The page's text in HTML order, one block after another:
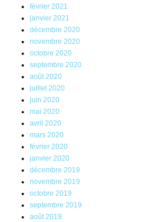
février 2021
janvier 2021
décembre 2020
novembre 2020
octobre 2020
septembre 2020
août 2020
juillet 2020
juin 2020
mai 2020
avril 2020
mars 2020
février 2020
janvier 2020
décembre 2019
novembre 2019
octobre 2019
septembre 2019
août 2019